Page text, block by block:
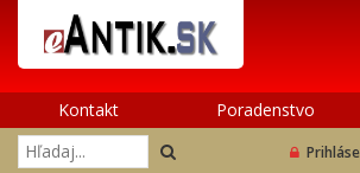
Kontakt Poradenstvo